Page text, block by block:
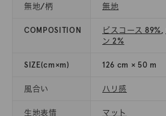
無地/柄 無地
COMPOSITION ビスコース 89%,
ン 2%
SIZE(cm×m) 126 cm × 50 m
風合い ハリ感
生地表情 マット